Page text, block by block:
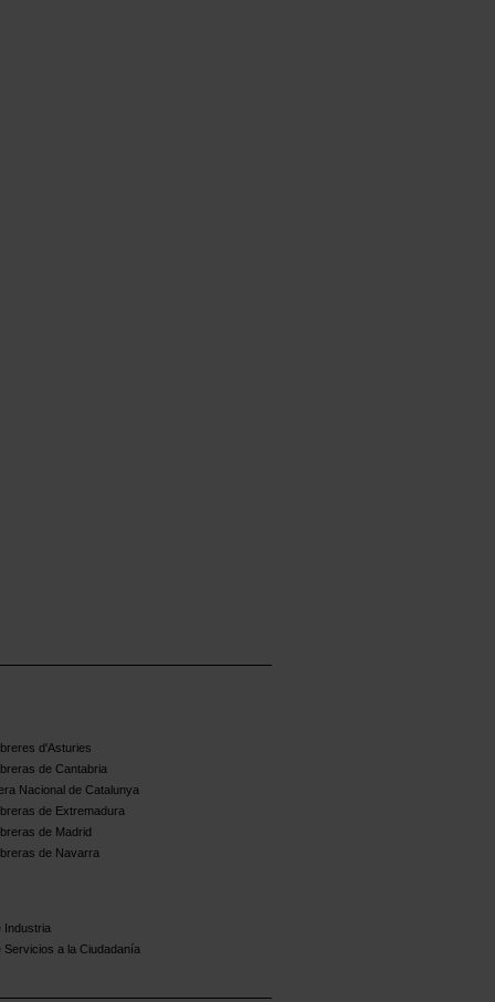
d'Asturies
de Cantabria
Nacional de Catalunya
de Extremadura
de Madrid
de Navarra
Industria
Servicios a la Ciudadanía